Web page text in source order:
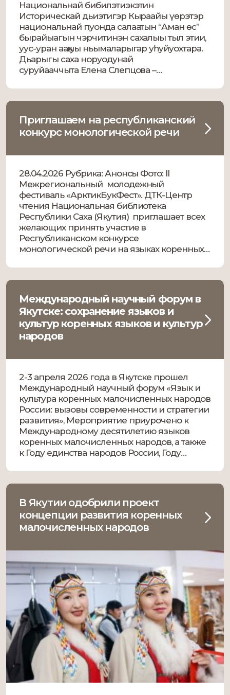
Национальнай бибилэтиэкэтин
Историческай дьиэтигэр Кыраайы үөрэтэр
национальнай пуонда салаатын “Аман өс”
бырайыагын чэрчитинэн сахалыы тыл этии,
уус-уран ааҕыы ньымаларыгар уһуйуохтара.
Дьарыгы саха норуодунай
суруйааччыта Елена Слепцова –
саҕалаан ыытыаҕа. Дьарыкка 18-40 диэри
саастаах дьон кытталлар, кыттааччы ахсаана
хааччахтаах. Бириэмэтэ: 18:00 (дьарык 4
күнтэн 5-6 күҥҥэ диэри уһуон сөп). […]
Приглашаем на республиканский
конкурс монологической речи
28.04.2026 Рубрика: Анонсы Фото: II
Межрегиональный молодежный
фестиваль «АрктикБукФест». ДТК-Центр
чтения Национальная библиотека
Республики Саха (Якутия) приглашает всех
желающих принять участие в
Республиканском конкурсе
монологической речи на языках коренных
уникальная возможность прикоснуться к
живому наследию эвенского, эвенкийского,
юкагирского, чукотского и долганского
языков. Организатор мероприятия — Отдел
обслуживания национально-
краеведческими фондами
Межрегионального центра документных […]
Международный научный форум в
Якутске: сохранение языков и
культур коренных языков и культур
народов
2-3 апреля 2026 года в Якутске прошел
Международный научный форум «Язык и
культура коренных малочисленных народов
России: вызовы современности и стратегии
развития», Мероприятие приурочено к
Международному десятилетию языков
коренных малочисленных народов, а также
к Году единства народов России, Году
культуры в Якутии. Организаторами
выступили Федеральный институт родных
языков народов […]
В Якутии одобрили проект
концепции развития коренных
малочисленных народов